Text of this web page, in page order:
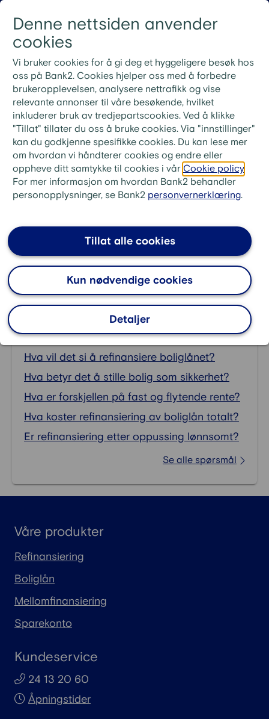
Denne nettsiden anvender
cookies
Vi bruker cookies for å gi deg et hyggeligere besøk hos
oss på Bank2. Cookies hjelper oss med å forbedre
brukeropplevelsen, analysere nettrafikk og vise
relevante annonser til våre besøkende, hvilket
inkluderer bruk av tredjepartscookies. Ved å klikke
"Tillat" tillater du oss å bruke cookies. Via "innstillinger"
kan du godkjenne spesifikke cookies. Du kan lese mer
om hvordan vi håndterer cookies og endre eller
oppheve ditt samtykke til cookies i vår Cookie policy
For mer informasjon om hvordan Bank2 behandler
personopplysninger, se Bank2 personvernerklæring.
Detaljer
Kun nødvendige cookies
Tillat alle cookies
Nye rutiner for ekstrainnbetaling på lån
Ved ekstrainnbetaling på lånet ditt må du bruke
KID-nummeret fra din siste faktura. Ønsker du i
stedet å betale neste måneds innbetaling, skriv «Til
gode + ditt lånenummer» i meldingsfeltet i stedet for
KID-nummer.
bank2.no > Låne >
FAQ - Refinansiering av boliglån
Hvordan påvirker
Banken bruker boligverdien og belåningsgraden
som grunnlag for hvor mye du kan låne, samt
hvilken rente og vilkår du får på lånet ditt.
Ofte stilte spørsmål om
Refinansiering av boliglån:
Hva vil det si å refinansiere boliglånet?
Hva betyr det å stille bolig som sikkerhet?
Hva er forskjellen på fast og flytende rente?
Hva koster refinansiering av boliglån totalt?
Er refinansiering etter oppussing lønnsomt?
Se alle spørsmål
Våre produkter
Refinansiering
Boliglån
Mellomfinansiering
Sparekonto
Kundeservice
24 13 20 60
Åpningstider